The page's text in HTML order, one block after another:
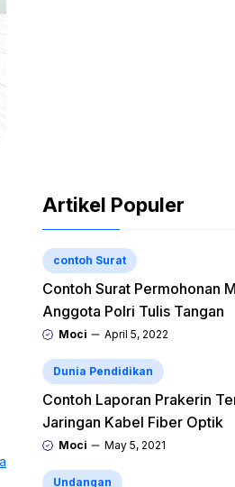
Artikel Populer
contoh Surat
Contoh Surat Permohonan
Anggota Polri Tulis Tangan
Moci April 5, 2022
Dunia Pendidikan
Contoh Laporan Prakerin
Jaringan Kabel Fiber Optik
Moci May 5, 2021
Undangan